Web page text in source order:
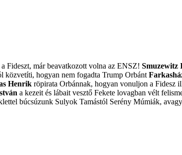
Fideszt, már beavatkozott volna az ENSZ! Smuzewitz
közvetíti, hogyan nem fogadta Trump Orbánt
Henrik röpirata Orbánnak, hogyan vonuljon a Fidesz
a kezeit és lábait vesztő Fekete lovagban vélt
búcsúzunk Sulyok Tamástól Serény Múmiák,